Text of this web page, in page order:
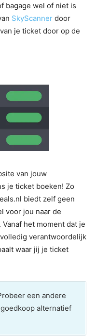
bagage wel of niet is
SkyScanner door
je ticket door op de
van jouw
je ticket boeken! Zo
biedt zelf geen
voor jou naar de
het moment dat je
verantwoordelijk
waar jij je ticket
een andere
alternatief